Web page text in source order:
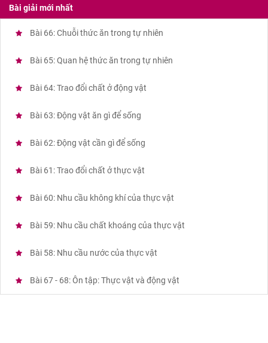
Bài giải mới nhất
Bài 66: Chuỗi thức ăn trong tự nhiên
Bài 65: Quan hệ thức ăn trong tự nhiên
Bài 64: Trao đổi chất ở động vật
Bài 63: Động vật ăn gì để sống
Bài 62: Động vật cần gì để sống
Bài 61: Trao đổi chất ở thực vật
Bài 60: Nhu cầu không khí của thực vật
Bài 59: Nhu cầu chất khoáng của thực vật
Bài 58: Nhu cầu nước của thực vật
Bài 67 - 68: Ôn tập: Thực vật và động vật